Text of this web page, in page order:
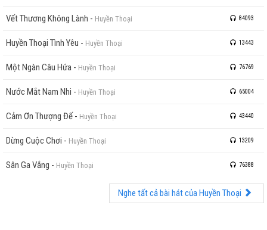
Vết Thương Không Lành - Huyền Thoại 84093
Huyền Thoại Tình Yêu - Huyền Thoại 13443
Một Ngàn Câu Hứa - Huyền Thoại 76769
Nước Mắt Nam Nhi - Huyền Thoại 65004
Cảm Ơn Thượng Đế- Huyền Thoại 43440
Dừng Cuộc Chơi - Huyền Thoại 13209
Sân Ga Vắng - Huyền Thoại 76388
Nghe tất cả bài hát của Huyền Thoại